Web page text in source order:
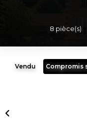
8 pièce(s)
Vendu Compromis